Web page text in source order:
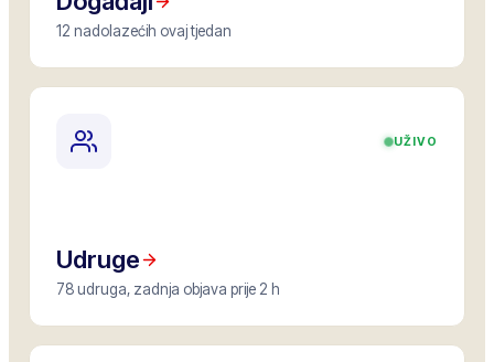
12 nadolazećih ovaj tjedan
UŽIVO
Udruge
78 udruga, zadnja objava prije 2 h